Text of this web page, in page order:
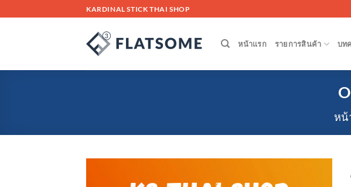
to
KARDINAL STICK THAI SHOP
หน้าแรก รายการสินค้า บท
หน้